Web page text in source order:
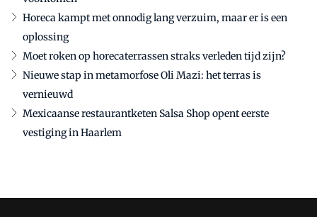
Horeca kampt met onnodig lang verzuim, maar er is een
oplossing
Moet roken op horecaterrassen straks verleden tijd zijn?
Nieuwe stap in metamorfose Oli Mazi: het terras is
vernieuwd
Mexicaanse restaurantketen Salsa Shop opent eerste
vestiging in Haarlem